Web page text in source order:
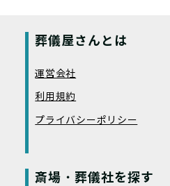
葬儀屋さんとは
運営会社
利用規約
プライバシーポリシー
斎場・葬儀社を探す